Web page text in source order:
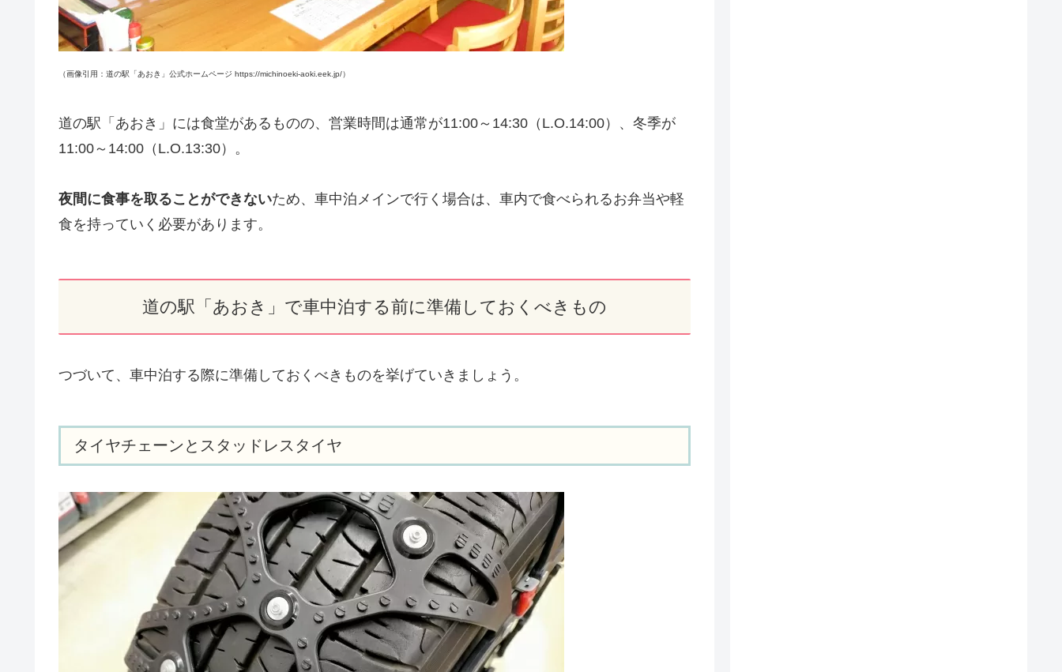
（画像引用：道の駅「あおき」公式ホームページ https://michinoeki-aoki.eek.jp/）
道の駅「あおき」には食堂があるものの、営業時間は通常が11:00～14:30（L.O.14:00）、冬季が
11:00～14:00（L.O.13:30）。
夜間に食事を取ることができないため、車中泊メインで行く場合は、車内で食べられるお弁当や軽
食を持っていく必要があります。
道の駅「あおき」で車中泊する前に準備しておくべきもの
つづいて、車中泊する際に準備しておくべきものを挙げていきましょう。
タイヤチェーンとスタッドレスタイヤ